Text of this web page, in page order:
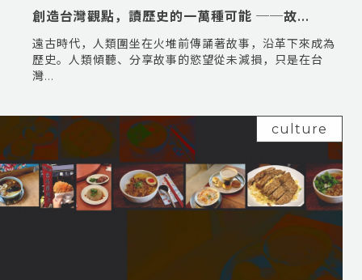
創造台灣觀點，讀歷史的一萬種可能 ──故...
遠古時代，人類圍坐在火堆前傳誦著故事，沿革下來成為
歷史。人類傾聽、分享故事的慾望從未減損，只是在台
灣...
culture